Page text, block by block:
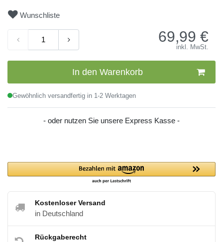
Wunschliste
69,99 €
inkl. MwSt.
In den Warenkorb
Gewöhnlich versandfertig in 1-2 Werktagen
- oder nutzen Sie unsere Express Kasse -
Kostenloser Versand
in Deutschland
Rückgaberecht